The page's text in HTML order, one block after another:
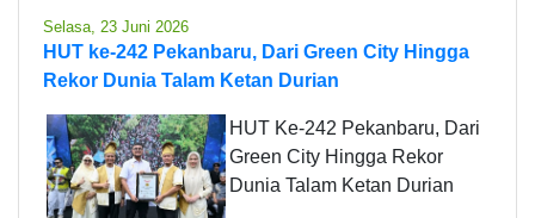
Selasa, 23 Juni 2026
HUT ke-242 Pekanbaru, Dari Green City Hingga
Rekor Dunia Talam Ketan Durian
HUT Ke-242 Pekanbaru, Dari
Green City Hingga Rekor
Dunia Talam Ketan Durian